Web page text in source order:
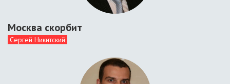
Москва скорбит
Сергей Никитский